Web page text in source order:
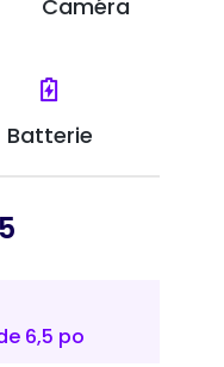
Caméra
Batterie
6,5 po